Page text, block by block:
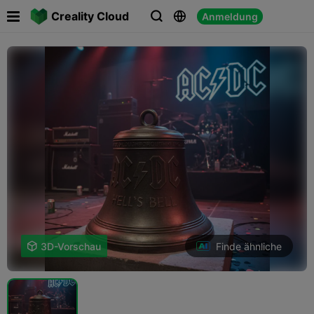
Creality Cloud   Anmeldung
 
 3D-Vorschau Finde ähnliche